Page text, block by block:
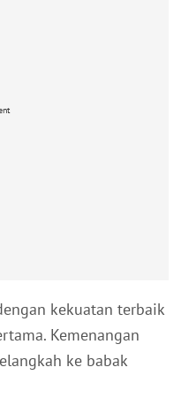
kekuatan terbaik
Kemenangan
ke babak